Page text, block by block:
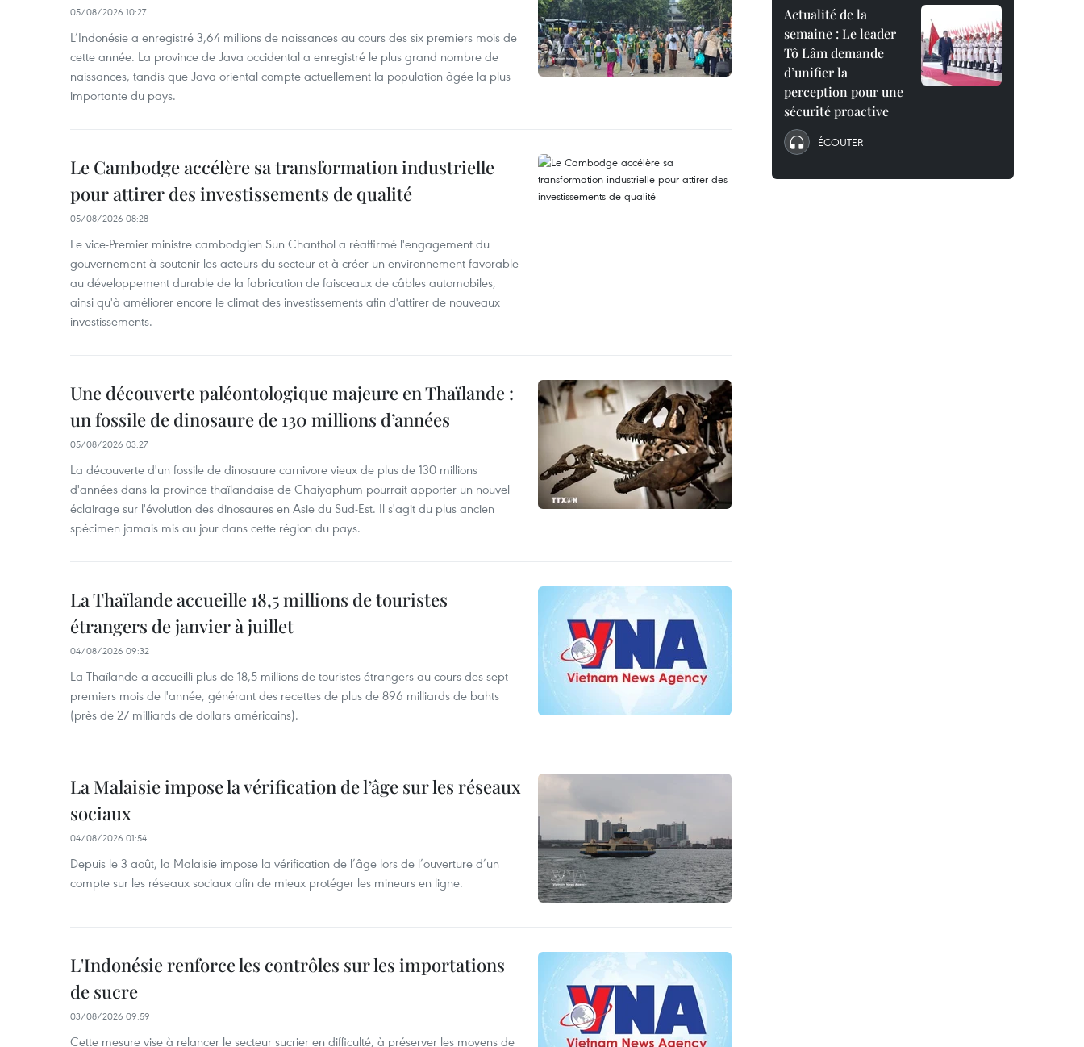
05/08/2026 10:27
L’Indonésie a enregistré 3,64 millions de naissances au cours des six premiers mois de
cette année. La province de Java occidental a enregistré le plus grand nombre de
naissances, tandis que Java oriental compte actuellement la population âgée la plus
importante du pays.
Le Cambodge accélère sa transformation industrielle
pour attirer des investissements de qualité
05/08/2026 08:28
Le vice-Premier ministre cambodgien Sun Chanthol a réaffirmé l'engagement du
gouvernement à soutenir les acteurs du secteur et à créer un environnement favorable
au développement durable de la fabrication de faisceaux de câbles automobiles,
ainsi qu'à améliorer encore le climat des investissements afin d'attirer de nouveaux
investissements.
Une découverte paléontologique majeure en Thaïlande :
un fossile de dinosaure de 130 millions d’années
05/08/2026 03:27
La découverte d'un fossile de dinosaure carnivore vieux de plus de 130 millions
d'années dans la province thaïlandaise de Chaiyaphum pourrait apporter un nouvel
éclairage sur l'évolution des dinosaures en Asie du Sud-Est. Il s'agit du plus ancien
spécimen jamais mis au jour dans cette région du pays.
La Thaïlande accueille 18,5 millions de touristes
étrangers de janvier à juillet
04/08/2026 09:32
La Thaïlande a accueilli plus de 18,5 millions de touristes étrangers au cours des sept
premiers mois de l'année, générant des recettes de plus de 896 milliards de bahts
(près de 27 milliards de dollars américains).
La Malaisie impose la vérification de l’âge sur les réseaux
sociaux
04/08/2026 01:54
Depuis le 3 août, la Malaisie impose la vérification de l’âge lors de l’ouverture d’un
compte sur les réseaux sociaux afin de mieux protéger les mineurs en ligne.
L'Indonésie renforce les contrôles sur les importations
de sucre
03/08/2026 09:59
Cette mesure vise à relancer le secteur sucrier en difficulté, à préserver les moyens de
Actualité de la
semaine : Le leader
Tô Lâm demande
d’unifier la
perception pour une
sécurité proactive
ÉCOUTER